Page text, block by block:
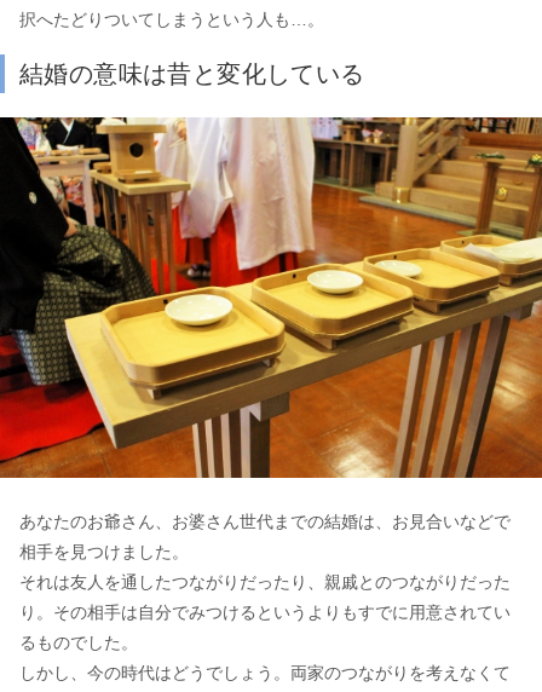
択へたどりついてしまうという人も…。
結婚の意味は昔と変化している
あなたのお爺さん、お婆さん世代までの結婚は、お見合いなどで
相手を見つけました。
それは友人を通したつながりだったり、親戚とのつながりだった
り。その相手は自分でみつけるというよりもすでに用意されてい
るものでした。
しかし、今の時代はどうでしょう。両家のつながりを考えなくて